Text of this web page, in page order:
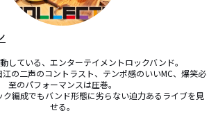
している、エンターテイメントロックバンド。
の二声のコントラスト、テンポ感のいいMC、爆笑必
至のパフォーマンスは圧巻。
ク編成でもバンド形態に劣らない迫力あるライブを見
せる。